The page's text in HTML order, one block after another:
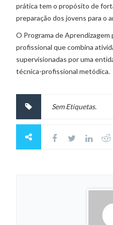
prática tem o propósito de
preparação dos jovens para o
O Programa de
profissional que combina
supervisionadas por uma
técnica-profissional metódica.
Sem Etiquetas.